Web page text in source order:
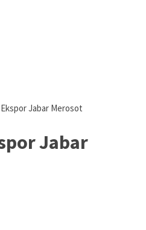
Jabar Merosot
Jabar